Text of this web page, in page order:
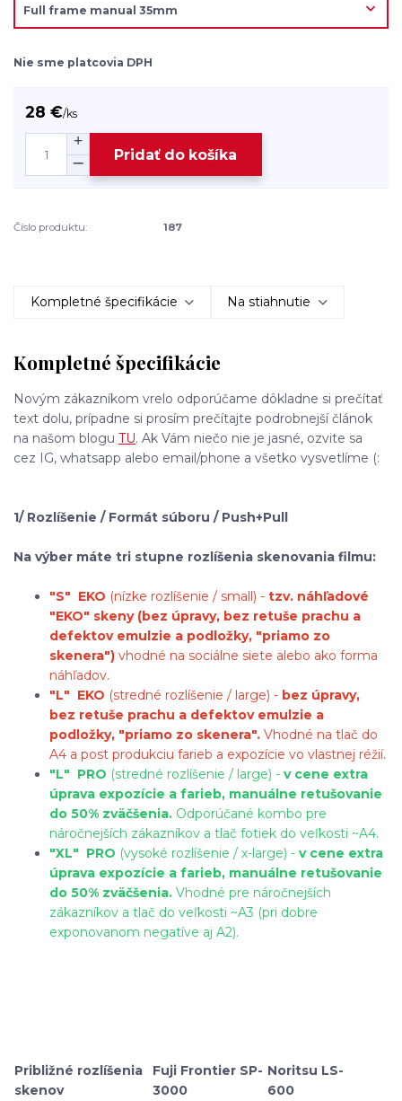
Nie sme platcovia DPH
28 €/ks
Pridať do košíka
Číslo produktu: 187
Kompletné špecifikácie Na stiahnutie
Kompletné špecifikácie
Novým zákazníkom vrelo odporúčame dôkladne si prečítať
text dolu, prípadne si prosím prečítajte podrobnejší článok
na našom blogu TU. Ak Vám niečo nie je jasné, ozvite sa
cez IG, whatsapp alebo email/phone a všetko vysvetlíme (:
1/ Rozlíšenie / Formát súboru / Push+Pull
Na výber máte tri stupne rozlíšenia skenovania filmu:
"S" EKO (nízke rozlíšenie / small) - tzv. náhľadové
"EKO" skeny (bez úpravy, bez retuše prachu a
defektov emulzie a podložky, "priamo zo
skenera") vhodné na sociálne siete alebo ako forma
náhľadov.
"L" EKO (stredné rozlíšenie / large) - bez úpravy,
bez retuše prachu a defektov emulzie a
podložky, "priamo zo skenera". Vhodné na tlač do
A4 a post produkciu farieb a expozície vo vlastnej réžií.
"L" PRO (stredné rozlíšenie / large) - v cene extra
úprava expozície a farieb, manuálne retušovanie
do 50% zväčšenia. Odporúčané kombo pre
náročnejších zákazníkov a tlač fotiek do veľkosti ~A4.
"XL" PRO (vysoké rozlíšenie / x-large) - v cene extra
úprava expozície a farieb, manuálne retušovanie
do 50% zväčšenia. Vhodné pre náročnejších
zákazníkov a tlač do veľkosti ~A3 (pri dobre
exponovanom negatíve aj A2).
Približné rozlíšenia
skenov
Fuji Frontier SP-
3000
Noritsu LS-
600